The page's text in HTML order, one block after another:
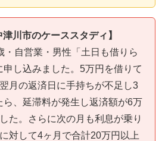
川市のケーススタディ】
・自営業・男性「土日も借りら
し込みました。5万円を借りて
月の返済日に手持ちが不足し3
ら、延滞料が発生し返済額が6万
た。さらに次の月も利息が乗り
対して4ヶ月で合計20万円以上